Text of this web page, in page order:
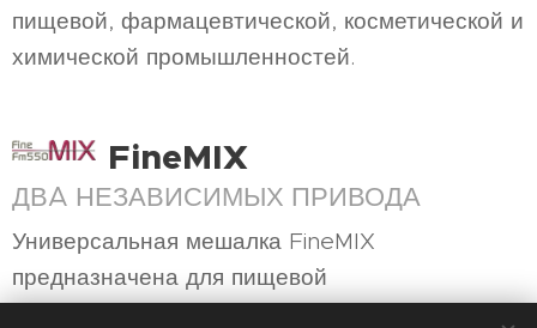
пищевой, фармацевтической, косметической и
химической промышленностей.
FineMIX
ДВA НЕЗАВИСИМЫХ ПРИВОДА
Универсальная мешалка FineMIX
предназначена для пищевой